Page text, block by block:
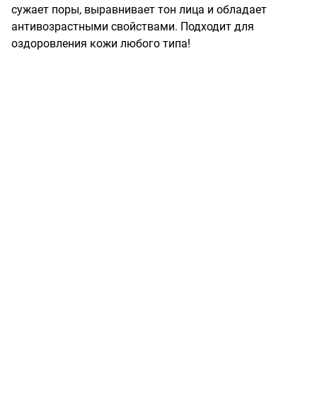
сужает поры, выравнивает тон лица и обладает
антивозрастными свойствами. Подходит для
оздоровления кожи любого типа!